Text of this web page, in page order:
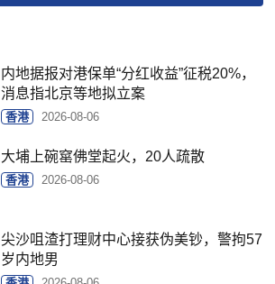
内地据报对港保单“分红收益”征税20%，
消息指北京等地拟立案
香港 2026-08-06
大埔上碗窰佛堂起火，20人疏散
香港 2026-08-06
尖沙咀渣打理财中心接获伪美钞，警拘57
岁内地男